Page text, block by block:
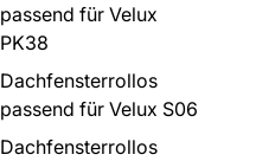
passend für Velux
PK38
Dachfensterrollos
passend für Velux S06
Dachfensterrollos